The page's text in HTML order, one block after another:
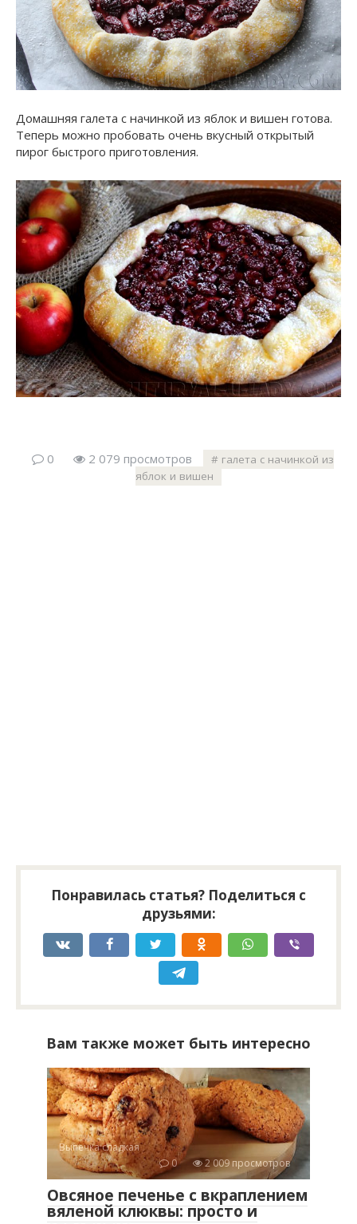
Домашняя галета с начинкой из яблок и вишен готова.
Теперь можно пробовать очень вкусный открытый
пирог быстрого приготовления.
0 2 079 просмотров
галета с начинкой из
яблок и вишен
Понравилась статья? Поделиться с
друзьями:
Вам также может быть интересно
Выпечка сладкая
0
2 009 просмотров
Овсяное печенье с вкраплением
вяленой клюквы: просто и